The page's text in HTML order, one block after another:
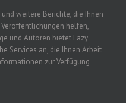
weitere Berichte, die Ihnen
helfen,
und Autoren bietet Lazy
Services an, die Ihnen Arbeit
zur Verfügung